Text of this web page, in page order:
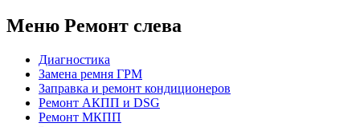
Меню Ремонт слева
Диагностика
Замена ремня ГРМ
Заправка и ремонт кондиционеров
Ремонт АКПП и DSG
Ремонт МКПП